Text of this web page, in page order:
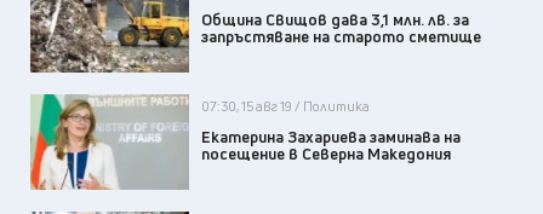
Община Свищов дава 3,1 млн. лв. за
запръстяване на старото сметище
07:30, 15 авг 19 / Политика
Екатерина Захариева заминава на
посещение в Северна Македония